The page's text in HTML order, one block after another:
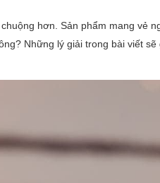
hơn. Sản phẩm mang vẻ
Những lý giải trong bài viết